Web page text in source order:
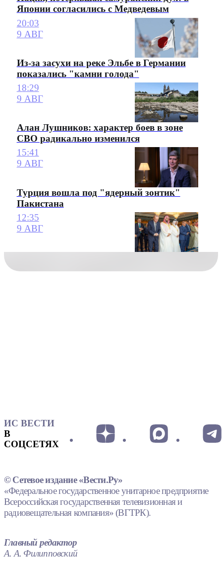
Японии согласились с Медведевым
20:03
9 АВГ
Из-за засухи на реке Эльбе в Германии
показались "камни голода"
18:29
9 АВГ
Алан Лушников: характер боев в зоне
СВО радикально изменился
15:41
9 АВГ
Турция вошла под "ядерный зонтик"
Пакистана
12:35
9 АВГ
ИС ВЕСТИ
В
СОЦСЕТЯХ
© Сетевое издание «Вести.Ру»
«Федеральное государственное унитарное предприятие
Всероссийская государственная телевизионная и
радиовещательная компания» (ВГТРК).
Главный редактор
А. А. Филипповский